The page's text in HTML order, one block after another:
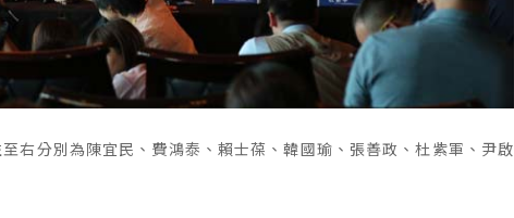
右分別為陳宜民、費鴻泰、賴士葆、韓國瑜、張善政、杜紫軍、尹啟